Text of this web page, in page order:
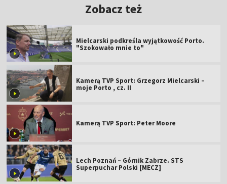
Zobacz też
Mielcarski podkreśla wyjątkowość Porto.
"Szokowało mnie to"
Kamerą TVP Sport: Grzegorz Mielcarski –
moje Porto , cz. II
Kamerą TVP Sport: Peter Moore
Lech Poznań – Górnik Zabrze. STS
Superpuchar Polski [MECZ]